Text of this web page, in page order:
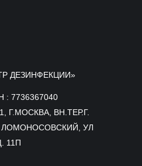
ДЕЗИНФЕКЦИИ»
: 7736367040
Г.МОСКВА, ВН.ТЕР.Г.
УЛ
11П